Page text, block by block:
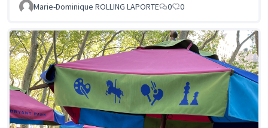
Marie-Dominique ROLLING LAPORTE 0 0